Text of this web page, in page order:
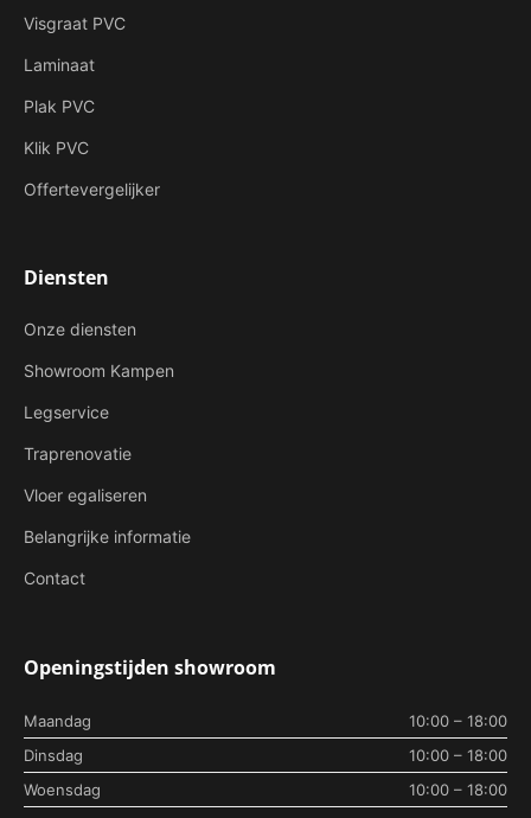
Visgraat PVC
Laminaat
Plak PVC
Klik PVC
Offertevergelijker
Diensten
Onze diensten
Showroom Kampen
Legservice
Traprenovatie
Vloer egaliseren
Belangrijke informatie
Contact
Openingstijden showroom
Maandag
10:00 – 18:00
Dinsdag
10:00 – 18:00
Woensdag
10:00 – 18:00